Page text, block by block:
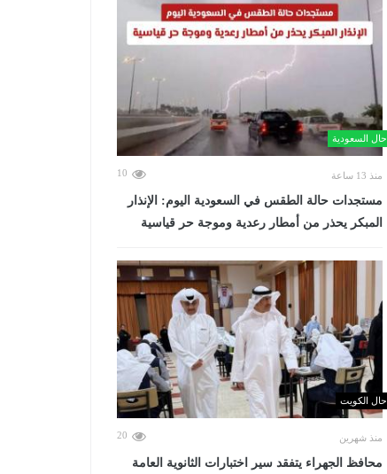
حال السعودية
منذ 13 ساعة 10
مستجدات حالة الطقس في السعودية اليوم: الإنذار
المبكر يحذر من أمطار رعدية وموجة حر قياسية
حال الكويت
منذ شهرين 20
محافظ الجهراء يتفقد سير اختبارات الثانوية العامة